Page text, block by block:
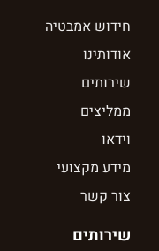
חידוש אמבטיה
אודותינו
שירותים
ממליצים
וידאו
מידע מקצועי
צור קשר
שירותים